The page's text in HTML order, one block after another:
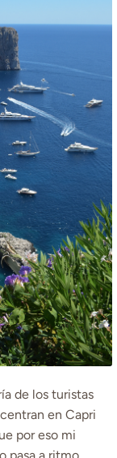
de los turistas
en Capri
por eso mi
pasa a ritmo